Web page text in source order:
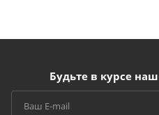
Будьте в курсе